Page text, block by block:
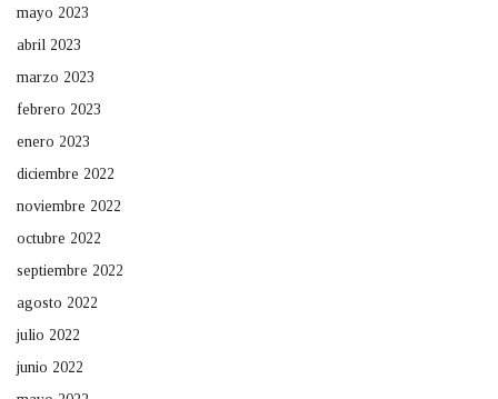
mayo 2023
abril 2023
marzo 2023
febrero 2023
enero 2023
diciembre 2022
noviembre 2022
octubre 2022
septiembre 2022
agosto 2022
julio 2022
junio 2022